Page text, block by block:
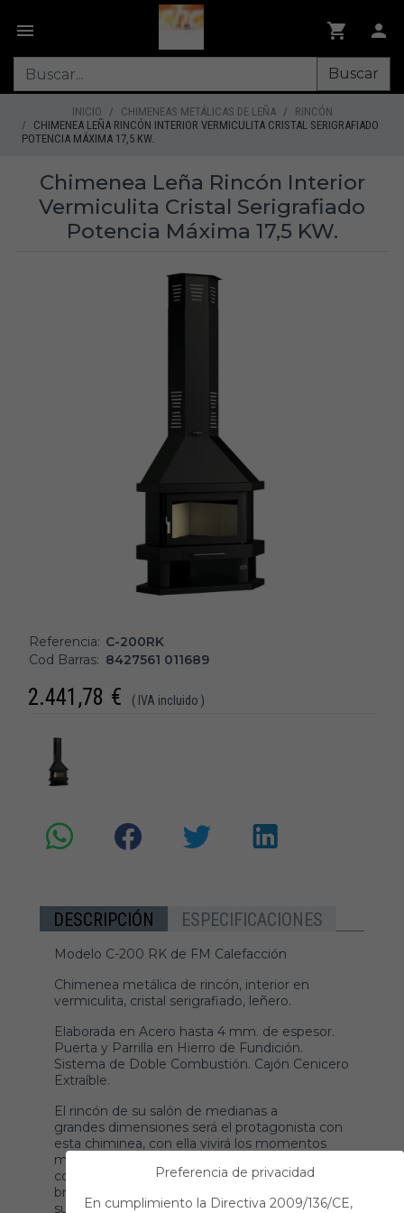
Buscar
INICIO CHIMENEAS METÁLICAS DE LEÑA
RINCÓN
CHIMENEA LEÑA RINCÓN INTERIOR VERMICULITA CRISTAL SERIGRAFIADO
POTENCIA MÁXIMA 17,5 KW.
Chimenea Leña Rincón Interior
Vermiculita Cristal Serigrafiado
Potencia Máxima 17,5 KW.
Referencia: C-200RK
Cod Barras: 8427561 011689
2.441,78 € ( IVA incluido )
DESCRIPCIÓN ESPECIFICACIONES
Modelo C-200 RK de FM Calefacción
Chimenea metálica de rincón, interior en
vermiculita, cristal serigrafiado, leñero.
Elaborada en Acero hasta 4 mm. de espesor.
Puerta y Parrilla en Hierro de Fundición.
Sistema de Doble Combustión. Cajón Cenicero
Extraíble.
El rincón de su salón de medianas a
grandes dimensiones será el protagonista con
esta chiminea, con ella vivirá los momentos
más bonitos, en reunión haciendo sus asados
con la parrilla desmontable y giratoria en las
brasas, o relajándose ante el crepitar de la leña,
su interior en vermiculita y el cristal
Preferencia de privacidad
En cumplimiento la Directiva 2009/136/CE,